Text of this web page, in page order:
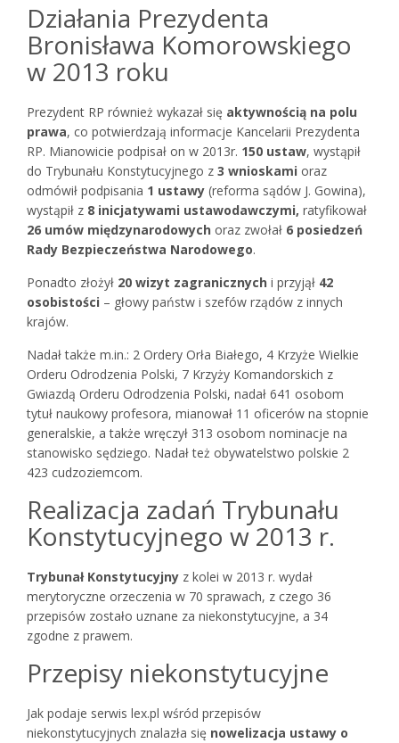
Działania Prezydenta
Bronisława Komorowskiego
w 2013 roku
Prezydent RP również wykazał się aktywnością na polu
prawa, co potwierdzają informacje Kancelarii Prezydenta
RP. Mianowicie podpisał on w 2013r. 150 ustaw, wystąpił
do Trybunału Konstytucyjnego z 3 wnioskami oraz
odmówił podpisania 1 ustawy (reforma sądów J. Gowina),
wystąpił z 8 inicjatywami ustawodawczymi, ratyfikował
26 umów międzynarodowych oraz zwołał 6 posiedzeń
Rady Bezpieczeństwa Narodowego.
Ponadto złożył 20 wizyt zagranicznych i przyjął 42
osobistości – głowy państw i szefów rządów z innych
krajów.
Nadał także m.in.: 2 Ordery Orła Białego, 4 Krzyże Wielkie
Orderu Odrodzenia Polski, 7 Krzyży Komandorskich z
Gwiazdą Orderu Odrodzenia Polski, nadał 641 osobom
tytuł naukowy profesora, mianował 11 oficerów na stopnie
generalskie, a także wręczył 313 osobom nominacje na
stanowisko sędziego. Nadał też obywatelstwo polskie 2
423 cudzoziemcom.
Realizacja zadań Trybunału
Konstytucyjnego w 2013 r.
Trybunał Konstytucyjny z kolei w 2013 r. wydał
merytoryczne orzeczenia w 70 sprawach, z czego 36
przepisów zostało uznane za niekonstytucyjne, a 34
zgodne z prawem.
Przepisy niekonstytucyjne
Jak podaje serwis lex.pl wśród przepisów
niekonstytucyjnych znalazła się nowelizacja ustawy o